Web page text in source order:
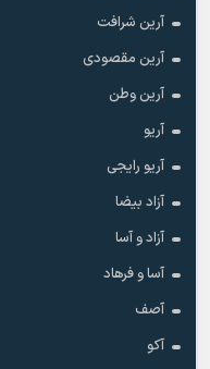
آرین شرافت
آرین مقصودی
آرین وطن
آریو
آریو رایجی
آزاد بیضا
آزاد و آسا
آسا و فرهاد
آصف
آکو